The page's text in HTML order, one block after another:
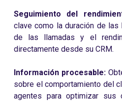
Seguimiento del
clave como la duración de
de las llamadas y el
directamente desde su CRM.
Información procesable:
sobre el comportamiento del
agentes para optimizar sus